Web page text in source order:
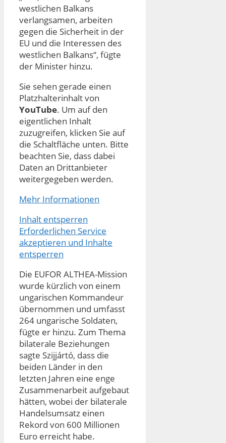
westlichen Balkans
verlangsamen, arbeiten
gegen die Sicherheit in der
EU und die Interessen des
westlichen Balkans“, fügte
der Minister hinzu.
Sie sehen gerade einen
Platzhalterinhalt von
YouTube. Um auf den
eigentlichen Inhalt
zuzugreifen, klicken Sie auf
die Schaltfläche unten. Bitte
beachten Sie, dass dabei
Daten an Drittanbieter
weitergegeben werden.
Mehr Informationen
Inhalt entsperren
Erforderlichen Service
akzeptieren und Inhalte
entsperren
Die EUFOR ALTHEA-Mission
wurde kürzlich von einem
ungarischen Kommandeur
übernommen und umfasst
264 ungarische Soldaten,
fügte er hinzu. Zum Thema
bilaterale Beziehungen
sagte Szijjártó, dass die
beiden Länder in den
letzten Jahren eine enge
Zusammenarbeit aufgebaut
hätten, wobei der bilaterale
Handelsumsatz einen
Rekord von 600 Millionen
Euro erreicht habe.